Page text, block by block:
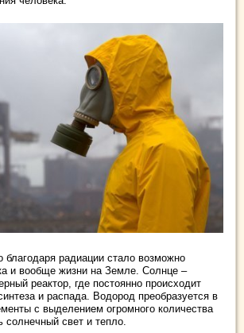
благодаря радиации стало возможно
и вообще жизни на Земле. Солнце –
реактор, где постоянно происходит
и распада. Водород преобразуется в
с выделением огромного количества
солнечный свет и тепло.